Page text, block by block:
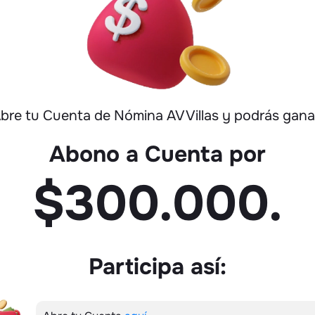
tu Cuenta de Nómina AV Villas y podrás
Abono a Cuenta por
$300.000.
Participa así: